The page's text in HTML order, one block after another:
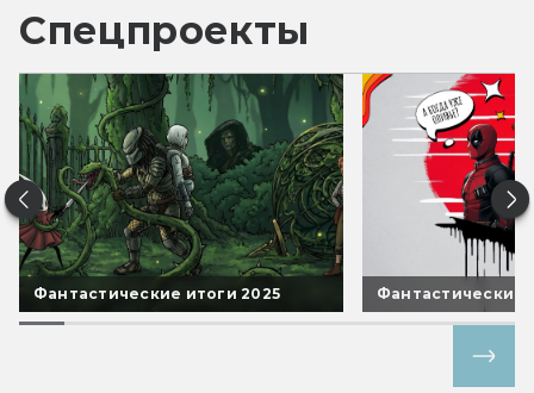
Спецпроекты
Фантастические итоги 2025 Фантастические